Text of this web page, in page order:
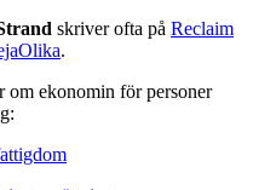
skriver ofta på Reclaim
.
om ekonomin för personer